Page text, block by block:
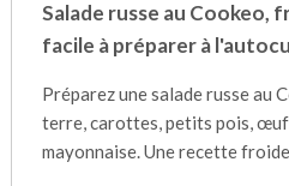
Salade russe au Cookeo,
facile à préparer à
Préparez une salade russe au
terre, carottes, petits pois,
mayonnaise. Une recette